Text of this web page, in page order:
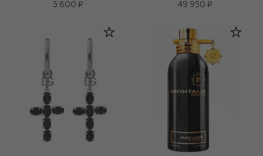
5 600 ₽
49 950 ₽